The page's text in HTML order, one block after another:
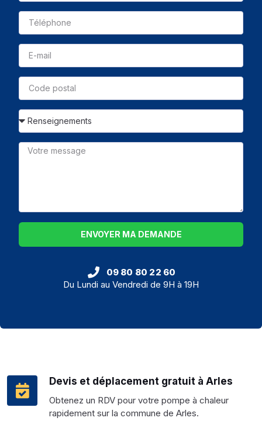
Devis et déplacement gratuit à Arles
Obtenez un RDV pour votre pompe à chaleur
rapidement sur la commune de Arles.
ENVOYER MA DEMANDE
09 80 80 22 60
Du Lundi au Vendredi de 9H à 19H